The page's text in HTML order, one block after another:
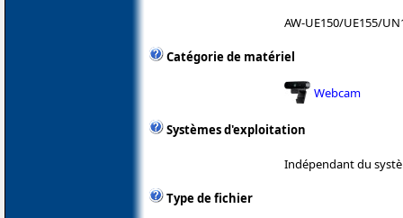
AW-UE150/UE155/
Catégorie de matériel
Webcam
Systèmes d'exploitation
Indépendant du
Type de fichier